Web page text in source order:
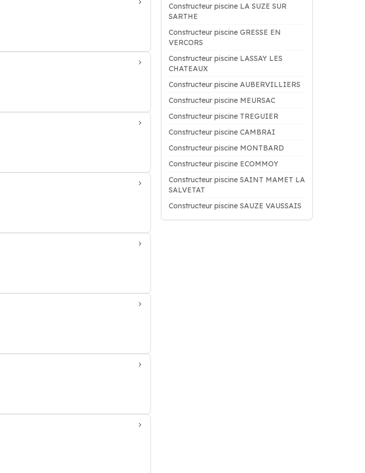
Constructeur piscine LA SUZE SUR
SARTHE
Constructeur piscine GRESSE EN
VERCORS
Constructeur piscine LASSAY LES
CHATEAUX
Constructeur piscine AUBERVILLIERS
Constructeur piscine MEURSAC
Constructeur piscine TREGUIER
Constructeur piscine CAMBRAI
Constructeur piscine MONTBARD
Constructeur piscine ECOMMOY
Constructeur piscine SAINT MAMET LA
SALVETAT
Constructeur piscine SAUZE VAUSSAIS